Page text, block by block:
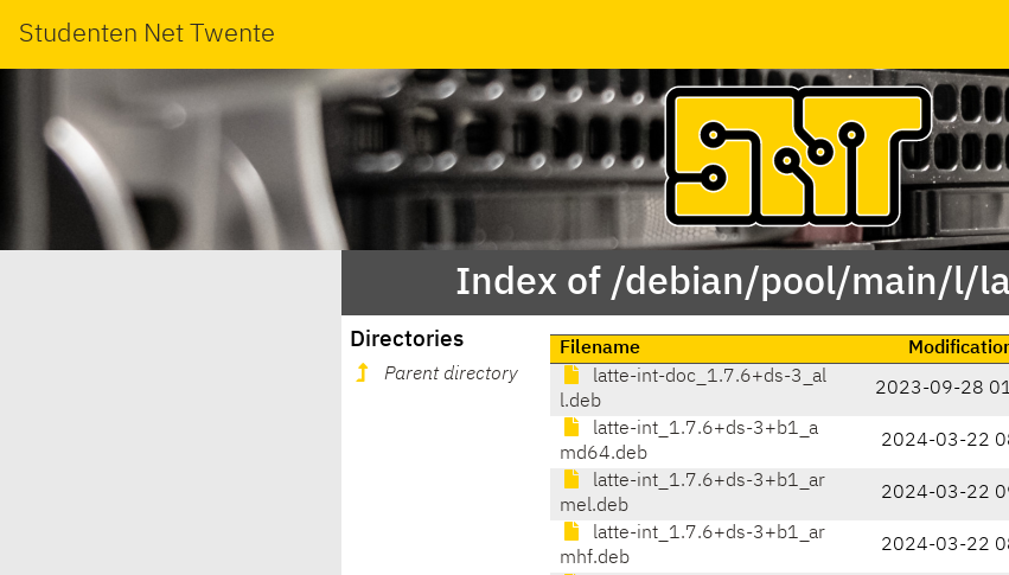
Studenten Net Twente
Index of /debian/pool/main/l/
Directories
Parent directory
Filename
latte-int-doc_1.7.6+ds-3_al
l.deb
2023-09-28
latte-int_1.7.6+ds-3+b1_a
md64.deb
2024-03-22
latte-int_1.7.6+ds-3+b1_ar
mel.deb
2024-03-22
latte-int_1.7.6+ds-3+b1_ar
mhf.deb
2024-03-22